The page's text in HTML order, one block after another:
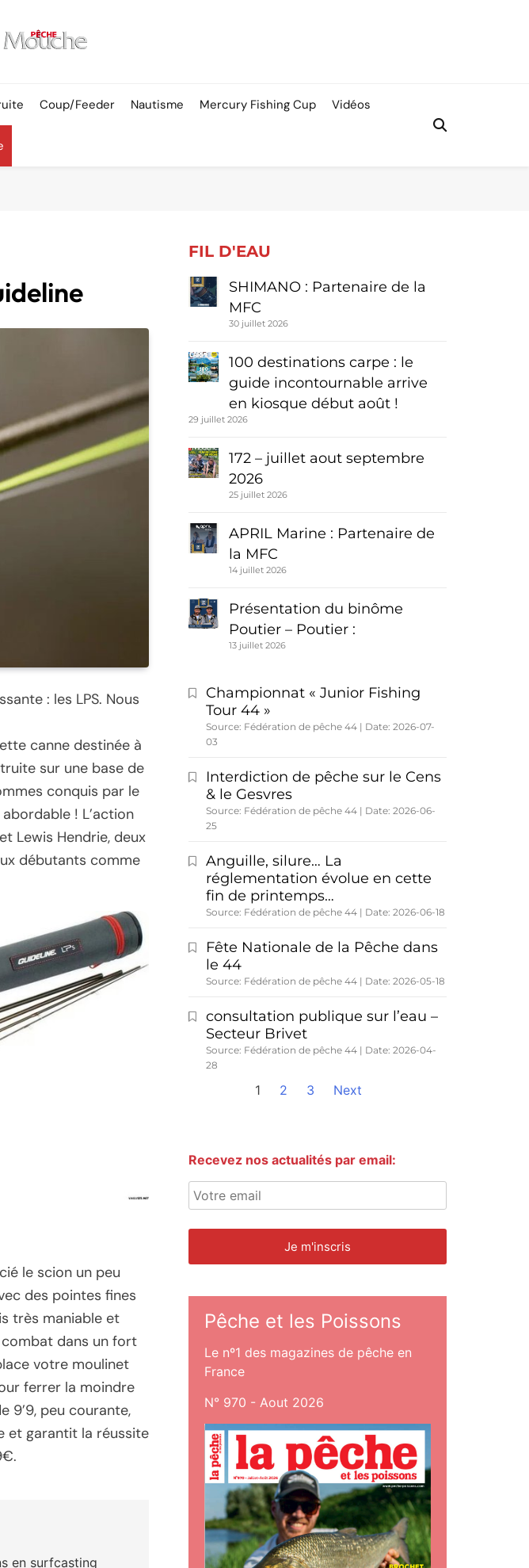
Coup/Feeder Nautisme Mercury Fishing Cup Vidéos
: les LPS. Nous
canne destinée à
sur une base de
conquis par le
! L’action
Lewis Hendrie, deux
débutants comme
le scion un peu
des pointes fines
très maniable et
combat dans un fort
votre moulinet
ferrer la moindre
9’9, peu courante,
et garantit la réussite
en surfcasting
FIL D'EAU
SHIMANO : Partenaire de la
MFC
30 juillet 2026
100 destinations carpe : le
guide incontournable arrive
en kiosque début août !
29 juillet 2026
172 – juillet aout septembre
2026
25 juillet 2026
APRIL Marine : Partenaire de
la MFC
14 juillet 2026
Présentation du binôme
Poutier – Poutier :
13 juillet 2026
Championnat « Junior Fishing
Tour 44 »
Source: Fédération de pêche 44
Date: 2026-07-
03
Interdiction de pêche sur le Cens
& le Gesvres
Source: Fédération de pêche 44
Date: 2026-06-
25
Anguille, silure… La
réglementation évolue en cette
fin de printemps…
Source: Fédération de pêche 44 Date: 2026-06-18
Fête Nationale de la Pêche dans
le 44
Source: Fédération de pêche 44 Date: 2026-05-18
consultation publique sur l’eau –
Secteur Brivet
Source: Fédération de pêche 44
Date: 2026-04-
28
1 2 3 Next
Recevez nos actualités par email:
Pêche et les Poissons
Le nº1 des magazines de pêche en
France
N° 970 - Aout 2026